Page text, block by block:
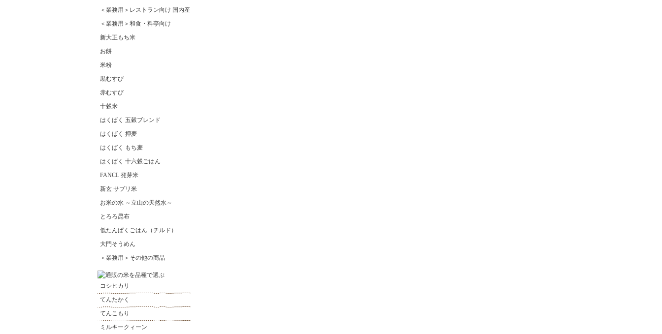
＜業務用＞レストラン向け 国内産
＜業務用＞和食・料亭向け
新大正もち米
お餅
米粉
黒むすび
赤むすび
十穀米
はくばく 五穀ブレンド
はくばく 押麦
はくばく もち麦
はくばく 十六穀ごはん
FANCL 発芽米
新玄 サプリ米
お米の水 ～立山の天然水～
とろろ昆布
低たんぱくごはん（チルド）
大門そうめん
＜業務用＞その他の商品
コシヒカリ
てんたかく
てんこもり
ミルキークィーン